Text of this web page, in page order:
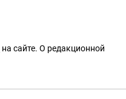
на сайте. О редакционной